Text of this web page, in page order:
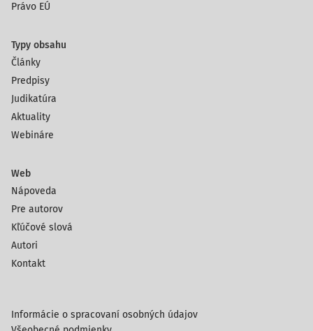
Právo EÚ
Typy obsahu
Články
Predpisy
Judikatúra
Aktuality
Webináre
Web
Nápoveda
Pre autorov
Kľúčové slová
Autori
Kontakt
Informácie o spracovaní osobných údajov